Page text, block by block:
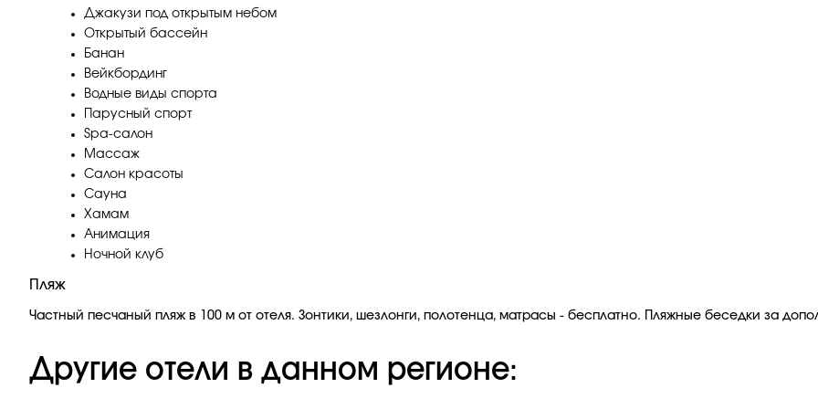
Джакузи под открытым небом
Открытый бассейн
Банан
Вейкбординг
Водные виды спорта
Парусный спорт
Spa-салон
Массаж
Салон красоты
Сауна
Хамам
Анимация
Ночной клуб
Пляж
Частный песчаный пляж в 100 м от отеля. Зонтики, шезлонги, полотенца, матрасы - бесплатно. Пляжные беседки за
Другие отели в данном регионе: